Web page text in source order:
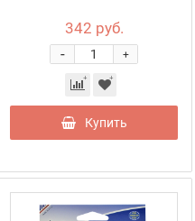
342 руб.
+
-
Купить